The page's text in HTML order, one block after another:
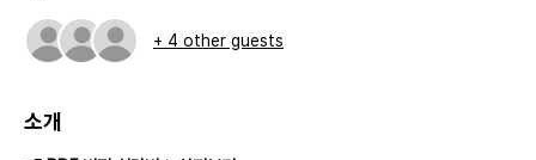
+ 4 other guests
소개